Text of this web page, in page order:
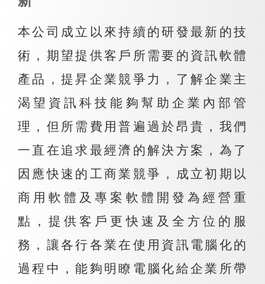
本公司成立以來持續的研發最新的技
術，期望提供客戶所需要的資訊軟體
產品，提昇企業競爭力，了解企業主
渴望資訊科技能夠幫助企業內部管
理，但所需費用普遍過於昂貴，我們
一直在追求最經濟的解決方案，為了
因應快速的工商業競爭，成立初期以
商用軟體及專案軟體開發為經營重
點，提供客戶更快速及全方位的服
務，讓各行各業在使用資訊電腦化的
過程中，能夠明瞭電腦化給企業所帶